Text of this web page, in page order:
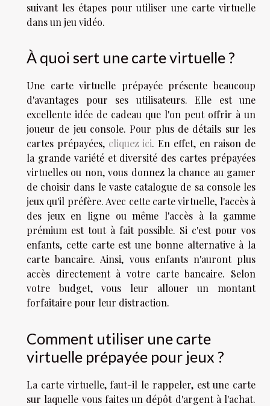
suivant les étapes pour utiliser une carte virtuelle
dans un jeu vidéo.
À quoi sert une carte virtuelle ?
Une carte virtuelle prépayée présente beaucoup
d'avantages pour ses utilisateurs. Elle est une
excellente idée de cadeau que l'on peut offrir à un
joueur de jeu console. Pour plus de détails sur les
cartes prépayées, cliquez ici. En effet, en raison de
la grande variété et diversité des cartes prépayées
virtuelles ou non, vous donnez la chance au gamer
de choisir dans le vaste catalogue de sa console les
jeux qu'il préfère. Avec cette carte virtuelle, l'accès à
des jeux en ligne ou même l'accès à la gamme
prémium est tout à fait possible. Si c'est pour vos
enfants, cette carte est une bonne alternative à la
carte bancaire. Ainsi, vous enfants n'auront plus
accès directement à votre carte bancaire. Selon
votre budget, vous leur allouer un montant
forfaitaire pour leur distraction.
Comment utiliser une carte
virtuelle prépayée pour jeux ?
La carte virtuelle, faut-il le rappeler, est une carte
sur laquelle vous faites un dépôt d'argent à l'achat.